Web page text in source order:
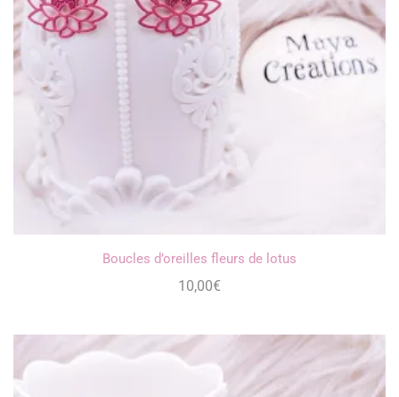
Boucles d’oreilles fleurs de lotus
10,00€